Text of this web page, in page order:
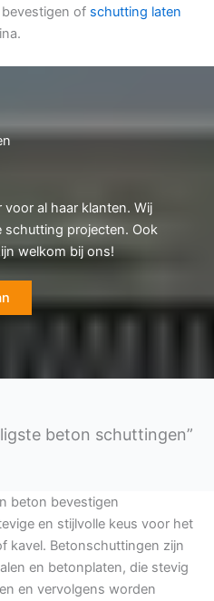
of schutting laten
al haar klanten. Wij
schutting projecten. Ook
welkom bij ons!
beton schuttingen”
beton bevestigen
en stijlvolle keus voor het
kavel. Betonschuttingen zijn
en betonplaten, die stevig
en vervolgens worden